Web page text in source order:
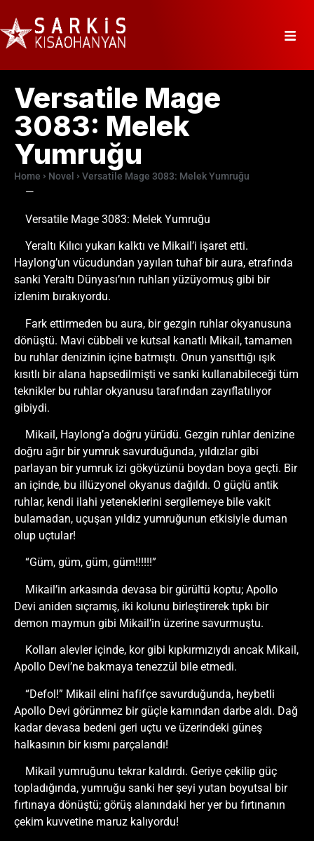
Versatile Mage
3083: Melek
Yumruğu
Home Novel Versatile Mage 3083: Melek Yumruğu
—
Versatile Mage 3083: Melek Yumruğu
Yeraltı Kılıcı yukarı kalktı ve Mikail’i işaret etti.
Haylong’un vücudundan yayılan tuhaf bir aura, etrafında
sanki Yeraltı Dünyası’nın ruhları yüzüyormuş gibi bir
izlenim bırakıyordu.
Fark ettirmeden bu aura, bir gezgin ruhlar okyanusuna
dönüştü. Mavi cübbeli ve kutsal kanatlı Mikail, tamamen
bu ruhlar denizinin içine batmıştı. Onun yansıttığı ışık
kısıtlı bir alana hapsedilmişti ve sanki kullanabileceği tüm
teknikler bu ruhlar okyanusu tarafından zayıflatılıyor
gibiydi.
Mikail, Haylong’a doğru yürüdü. Gezgin ruhlar denizine
doğru ağır bir yumruk savurduğunda, yıldızlar gibi
parlayan bir yumruk izi gökyüzünü boydan boya geçti. Bir
an içinde, bu illüzyonel okyanus dağıldı. O güçlü antik
ruhlar, kendi ilahi yeteneklerini sergilemeye bile vakit
bulamadan, uçuşan yıldız yumruğunun etkisiyle duman
olup uçtular!
“Güm, güm, güm, güm!!!!!!”
Mikail’in arkasında devasa bir gürültü koptu; Apollo
Devi aniden sıçramış, iki kolunu birleştirerek tıpkı bir
demon maymun gibi Mikail’in üzerine savurmuştu.
Kolları alevler içinde, kor gibi kıpkırmızıydı ancak Mikail,
Apollo Devi’ne bakmaya tenezzül bile etmedi.
“Defol!” Mikail elini hafifçe savurduğunda, heybetli
Apollo Devi görünmez bir güçle karnından darbe aldı. Dağ
kadar devasa bedeni geri uçtu ve üzerindeki güneş
halkasının bir kısmı parçalandı!
Mikail yumruğunu tekrar kaldırdı. Geriye çekilip güç
topladığında, yumruğu sanki her şeyi yutan boyutsal bir
fırtınaya dönüştü; görüş alanındaki her yer bu fırtınanın
çekim kuvvetine maruz kalıyordu!